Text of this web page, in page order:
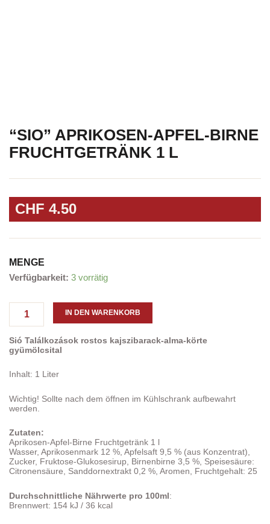
“SIO” APRIKOSEN-APFEL-BIRNE
FRUCHTGETRÄNK 1 L
CHF 4.50
MENGE
Verfügbarkeit: 3 vorrätig
"SIO"
Aprikosen-
Birne
Fruchtgetränk
l
Menge
IN DEN WARENKORB
Sió Találkozások rostos kajszibarack-alma-körte
gyümölcsital
Inhalt: 1 Liter
Wichtig! Sollte nach dem öffnen im Kühlschrank aufbewahrt
werden.
Zutaten:
Aprikosen-Apfel-Birne Fruchtgetränk 1 l
Wasser, Aprikosenmark 12 %, Apfelsaft 9,5 % (aus Konzentrat),
Zucker, Fruktose-Glukosesirup, Birnenbirne 3,5 %, Speisesäure:
Citronensäure, Sanddornextrakt 0,2 %, Aromen, Fruchtgehalt: 25
Durchschnittliche Nährwerte pro 100ml:
Brennwert: 154 kJ / 36 kcal